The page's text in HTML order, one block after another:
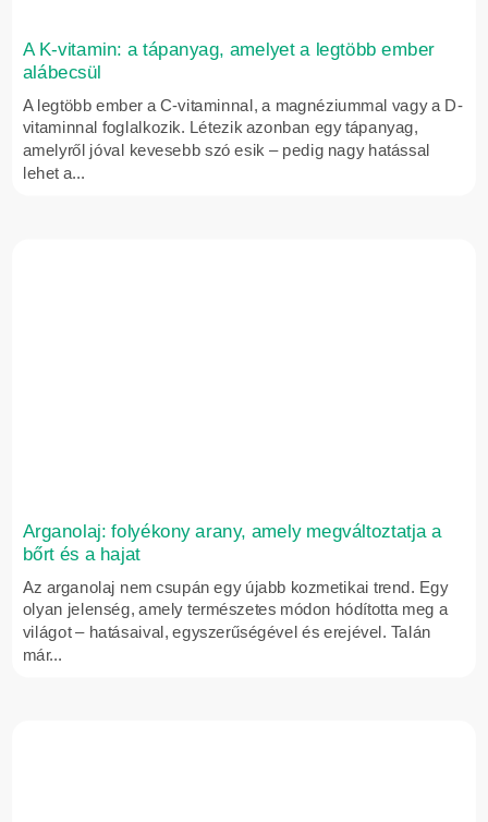
A K-vitamin: a tápanyag, amelyet a legtöbb ember
alábecsül
A legtöbb ember a C-vitaminnal, a magnéziummal vagy a D-
vitaminnal foglalkozik. Létezik azonban egy tápanyag,
amelyről jóval kevesebb szó esik – pedig nagy hatással
lehet a...
Arganolaj: folyékony arany, amely megváltoztatja a
bőrt és a hajat
Az arganolaj nem csupán egy újabb kozmetikai trend. Egy
olyan jelenség, amely természetes módon hódította meg a
világot – hatásaival, egyszerűségével és erejével. Talán
már...